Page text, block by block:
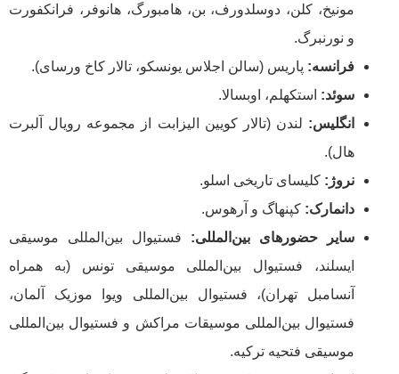
مونیخ، کلن، دوسلدورف، بن، هامبورگ، هانوفر، فرانکفورت
و نورنبرگ.
فرانسه: پاریس (سالن اجلاس یونسکو، تالار کاخ ورسای).
سوئد: استکهلم، اوبسالا.
انگلیس: لندن (تالار کویین الیزابت از مجموعه رویال آلبرت
هال).
نروژ: کلیسای تاریخی اسلو.
دانمارک: کپنهاگ و آرهوس.
سایر حضورهای بین‌المللی: فستیوال بین‌المللی موسیقی
ایسلند، فستیوال بین‌المللی موسیقی تونس (به همراه
آنسامبل تهران)، فستیوال بین‌المللی ویوا موزیک آلمان،
فستیوال بین‌المللی موسیقات مراکش و فستیوال بین‌المللی
موسیقی فتحیه ترکیه.